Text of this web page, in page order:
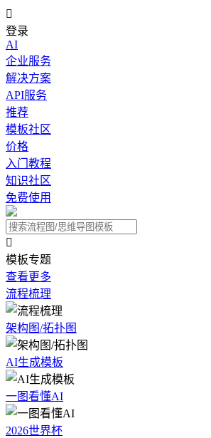

登录
AI
企业服务
解决方案
API服务
推荐
模板社区
价格
入门教程
知识社区
免费使用

模板专题
查看更多
流程梳理
架构图/拓扑图
AI生成模板
一图看懂AI
2026世界杯